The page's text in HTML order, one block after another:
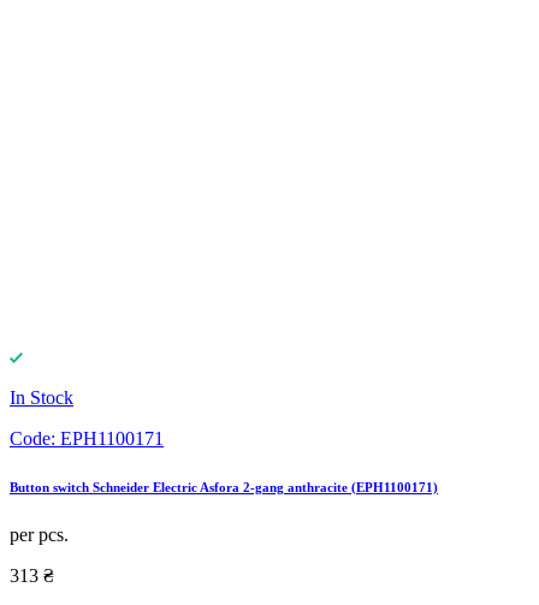
In Stock
Code: EPH1100171
Button switch Schneider Electric Asfora 2-gang anthracite (EPH1100171)
per pcs.
313 ₴